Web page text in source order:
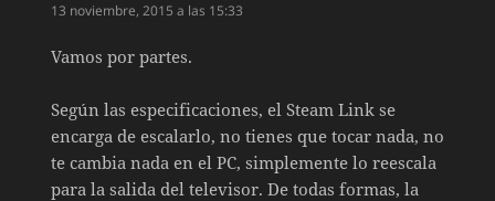
13 noviembre, 2015 a las 15:33
Vamos por partes.
Según las especificaciones, el Steam Link se
encarga de escalarlo, no tienes que tocar nada, no
te cambia nada en el PC, simplemente lo reescala
para la salida del televisor. De todas formas, la